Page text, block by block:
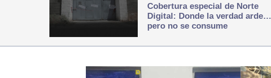
Cobertura especial de Norte
Digital: Donde la verdad arde…
pero no se consume